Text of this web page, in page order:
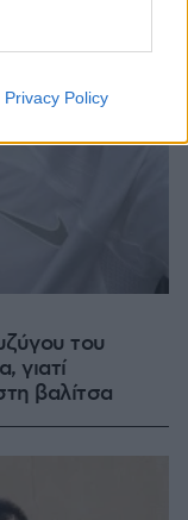
Privacy Policy
του
γιατί
βαλίτσα